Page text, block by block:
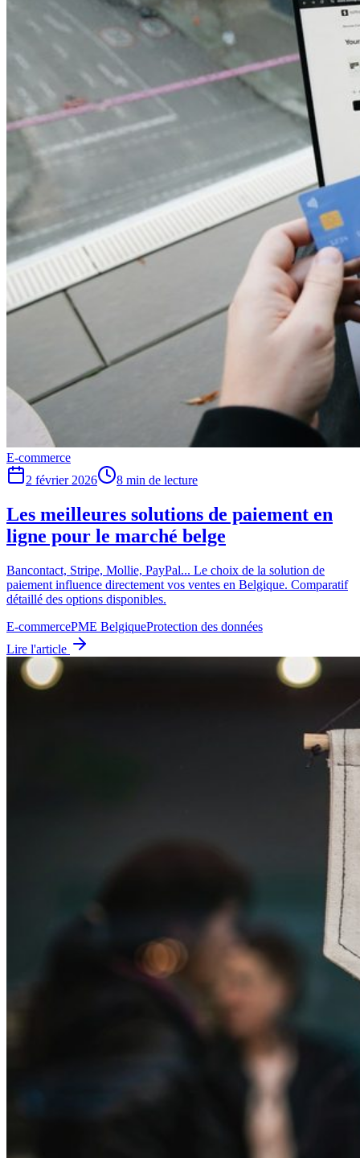
E-commerce
2 février 2026
8 min de lecture
Les meilleures solutions de paiement en
ligne pour le marché belge
Bancontact, Stripe, Mollie, PayPal... Le choix de la solution de
paiement influence directement vos ventes en Belgique. Comparatif
détaillé des options disponibles.
E-commercePME BelgiqueProtection des données
Lire l'article